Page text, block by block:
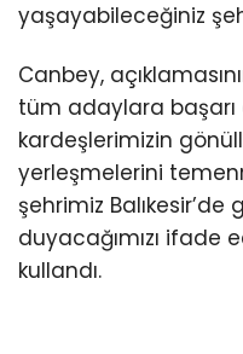
yaşayabileceğiniz
Canbey,
tüm adaylara başarı
kardeşlerimizin
yerleşmelerini
şehrimiz
duyacağımızı ifade
kullandı.